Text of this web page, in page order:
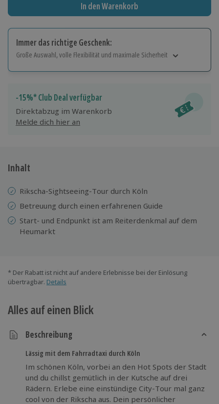
In den Warenkorb
Immer das richtige Geschenk:
Große Auswahl, volle Flexibilität und maximale Sicherheit
Jeder Gutschein für alle Erlebnisse einlösbar.
Maximale Sicherheit
10 Jahre gültig & verlängerbar.
-15%* Club Deal verfügbar
Direktabzug im Warenkorb
Melde dich hier an
Inhalt
Rikscha-Sightseeing-Tour durch Köln
Betreuung durch einen erfahrenen Guide
Start- und Endpunkt ist am Reiterdenkmal auf dem
Heumarkt
* Der Rabatt ist nicht auf andere Erlebnisse bei der Einlösung
übertragbar. Details
Alles auf einen Blick
Beschreibung
Lässig mit dem Fahrradtaxi durch Köln
Im schönen Köln, vorbei an den Hot Spots der Stadt
und du chillst gemütlich in der Kutsche auf drei
Rädern. Erlebe eine einstündige City-Tour mal ganz
cool von der Rikscha aus. Dein persönlicher